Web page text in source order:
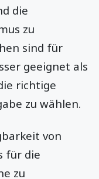
die
zu
sind für
geeignet als
richtige
zu wählen.
von
für die
zu